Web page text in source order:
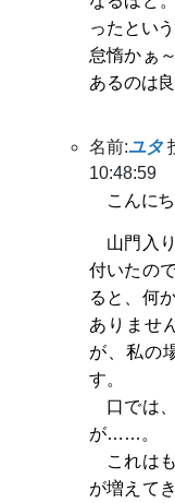
ったとい
怠惰かぁ
あるのは
名前:ユタ
10:48:59
こんにち
山門入り
付いたの
ると、何
ありませ
が、私の
す。
口では、
が……。
これはも
が増えて